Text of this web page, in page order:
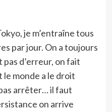
je m’entraîne tous
par jour. On a toujours
pas d’erreur, on fait
monde a le droit
arrêter… il faut
on arrive